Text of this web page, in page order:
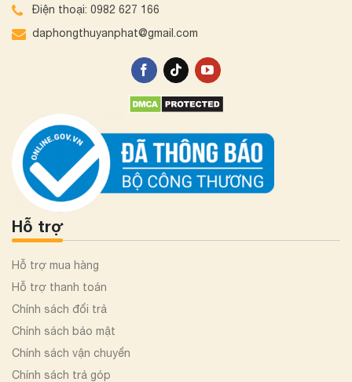
Điện thoại: 0982 627 166
daphongthuyanphat@gmail.com
Hỗ trợ
Hỗ trợ mua hàng
Hỗ trợ thanh toán
Chính sách đổi trả
Chính sách bảo mật
Chính sách vận chuyển
Chính sách trả góp